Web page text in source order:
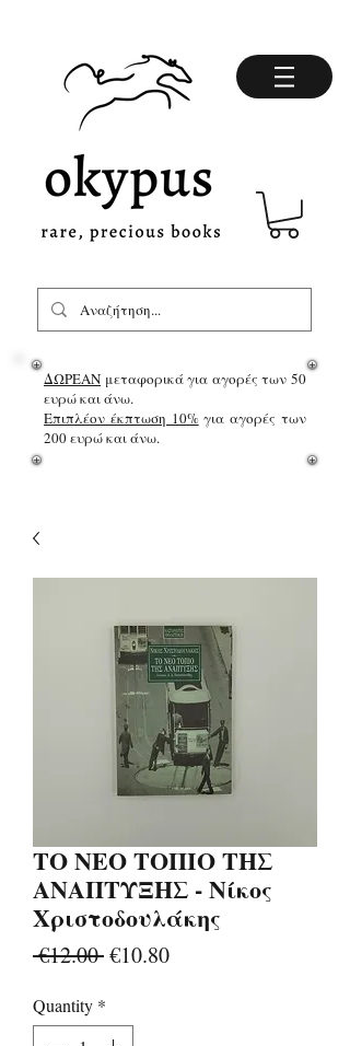
ΔΩΡΕΑΝ μεταφορικά για αγορές των 50
ευρώ και άνω.
Επιπλέον έκπτωση 10%για αγορές των
200 ευρώ και άνω.
ΤΟ ΝΕΟ ΤΟΠΙΟ ΤΗΣ
ΑΝΑΠΤΥΞΗΣ - Νίκος
Χριστοδουλάκης
€12.00 Regular
€10.80Sale
Quantity *